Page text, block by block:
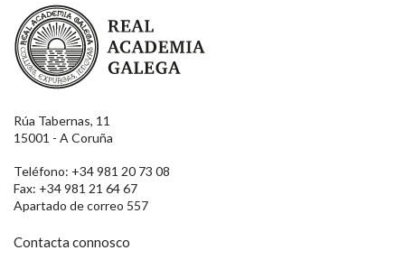
Real Academia Galega
Rúa Tabernas, 11
15001 - A Coruña
Teléfono: +34 981 20 73 08
Fax: +34 981 21 64 67
Apartado de correo 557
Contacta connosco